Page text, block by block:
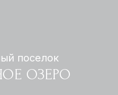
поселок
ОЗЕРО